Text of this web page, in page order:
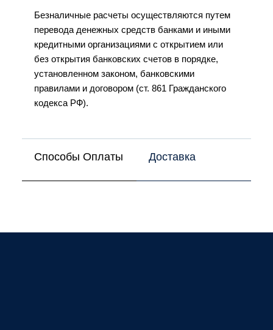
Безналичные расчеты осуществляются путем
перевода денежных средств банками и иными
кредитными организациями с открытием или
без открытия банковских счетов в порядке,
установленном законом, банковскими
правилами и договором (ст. 861 Гражданского
кодекса РФ).
Способы Оплаты Доставка